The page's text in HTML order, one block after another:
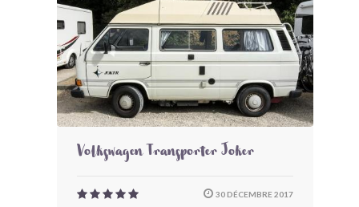
Volkswagen Transporter Joker
30 DÉCEMBRE 2017